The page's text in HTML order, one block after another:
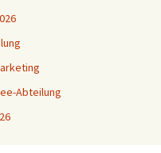
Abteilung